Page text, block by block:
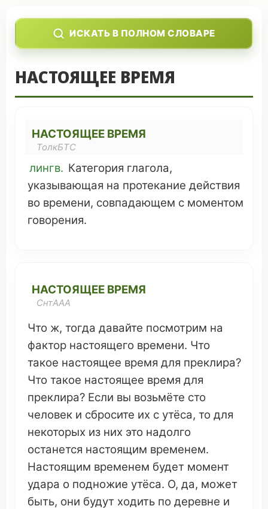
ИСКАТЬ В ПОЛНОМ СЛОВАРЕ
НАСТОЯЩЕЕ ВРЕМЯ
НАСТОЯЩЕЕ ВРЕМЯ
ТолкБТС
лингв. Категория глагола,
указывающая на протекание действия
во времени, совпадающем с моментом
говорения.
НАСТОЯЩЕЕ ВРЕМЯ
СнтAAA
Что ж, тогда давайте посмотрим на
фактор настоящего времени. Что
такое настоящее время для преклира?
Что такое настоящее время для
преклира? Если вы возьмёте сто
человек и сбросите их с утёса, то для
некоторых из них это надолго
останется настоящим временем.
Настоящим временем будет момент
удара о подножие утёса. О, да, может
быть, они будут ходить по деревне и